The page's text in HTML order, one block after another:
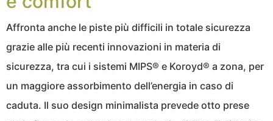
Affronta anche le piste più difficili in totale sicurezza
grazie alle più recenti innovazioni in materia di
sicurezza, tra cui i sistemi MIPS® e Koroyd® a zona, per
un maggiore assorbimento dell’energia in caso di
caduta. Il suo design minimalista prevede otto prese